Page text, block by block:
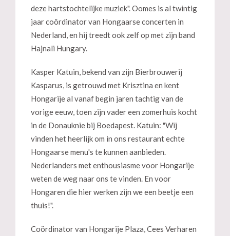
deze hartstochtelijke muziek". Oomes is al twintig
jaar coördinator van Hongaarse concerten in
Nederland, en hij treedt ook zelf op met zijn band
Hajnali Hungary.
Kasper Katuin, bekend van zijn Bierbrouwerij
Kasparus, is getrouwd met Krisztina en kent
Hongarije al vanaf begin jaren tachtig van de
vorige eeuw, toen zijn vader een zomerhuis kocht
in de Donauknie bij Boedapest. Katuin: "Wij
vinden het heerlijk om in ons restaurant echte
Hongaarse menu's te kunnen aanbieden.
Nederlanders met enthousiasme voor Hongarije
weten de weg naar ons te vinden. En voor
Hongaren die hier werken zijn we een beetje een
thuis!".
Coördinator van Hongarije Plaza, Cees Verharen